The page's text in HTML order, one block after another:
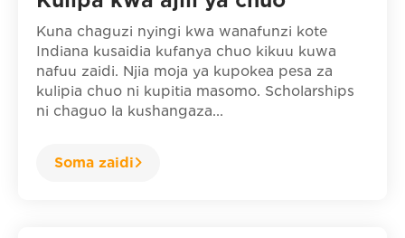
Kuna chaguzi nyingi kwa wanafunzi kote
Indiana kusaidia kufanya chuo kikuu kuwa
nafuu zaidi. Njia moja ya kupokea pesa za
kulipia chuo ni kupitia masomo. Scholarships
ni chaguo la kushangaza...
Soma zaidi